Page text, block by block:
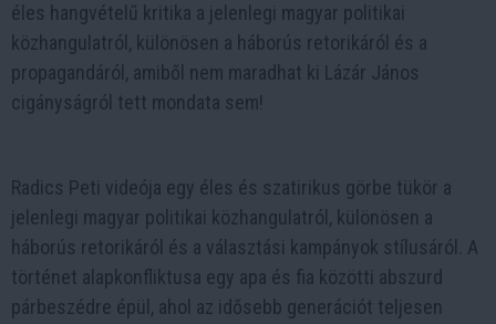
éles hangvételű kritika a jelenlegi magyar politikai
közhangulatról, különösen a háborús retorikáról és a
propagandáról, amiből nem maradhat ki Lázár János
cigányságról tett mondata sem!
Radics Peti videója egy éles és szatirikus görbe tükör a
jelenlegi magyar politikai közhangulatról, különösen a
háborús retorikáról és a választási kampányok stílusáról. A
történet alapkonfliktusa egy apa és fia közötti abszurd
párbeszédre épül, ahol az idősebb generációt teljesen